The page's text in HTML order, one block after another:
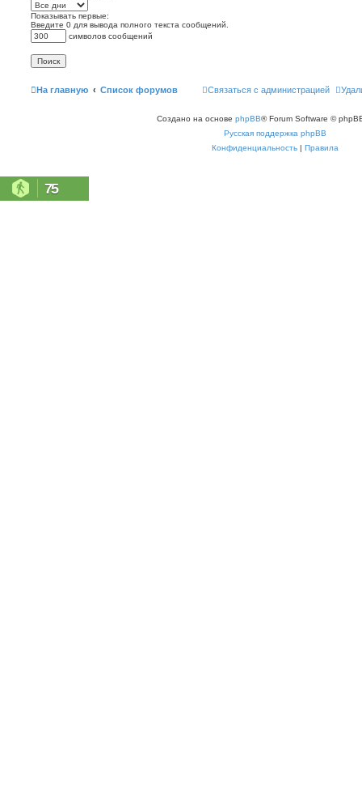
Показывать первые:
Введите 0 для вывода полного текста сообщений.
символов сообщений
На главную Список форумов Связаться с администрацией
Создано на основе phpBB® Forum Software ©
Русская поддержка phpBB
Конфиденциальность | Правила
75